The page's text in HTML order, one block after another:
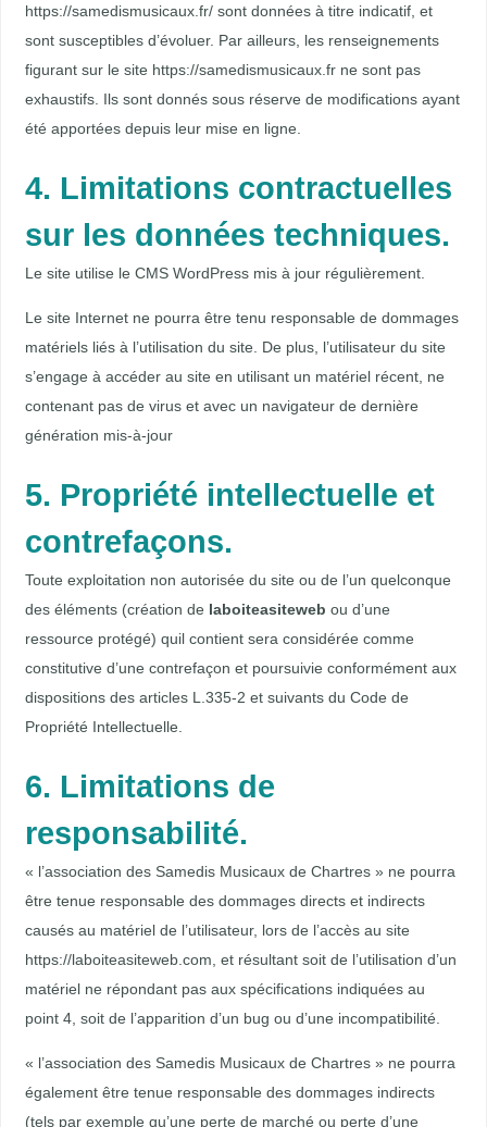
https://samedismusicaux.fr/ sont données à titre indicatif, et
sont susceptibles d’évoluer. Par ailleurs, les renseignements
figurant sur le site https://samedismusicaux.fr ne sont pas
exhaustifs. Ils sont donnés sous réserve de modifications ayant
été apportées depuis leur mise en ligne.
4. Limitations contractuelles
sur les données techniques.
Le site utilise le CMS WordPress mis à jour régulièrement.
Le site Internet ne pourra être tenu responsable de dommages
matériels liés à l’utilisation du site. De plus, l’utilisateur du site
s’engage à accéder au site en utilisant un matériel récent, ne
contenant pas de virus et avec un navigateur de dernière
génération mis-à-jour
5. Propriété intellectuelle et
contrefaçons.
Toute exploitation non autorisée du site ou de l’un quelconque
des éléments (création de laboiteasiteweb ou d’une
ressource protégé) quil contient sera considérée comme
constitutive d’une contrefaçon et poursuivie conformément aux
dispositions des articles L.335-2 et suivants du Code de
Propriété Intellectuelle.
6. Limitations de
responsabilité.
« l’association des Samedis Musicaux de Chartres » ne pourra
être tenue responsable des dommages directs et indirects
causés au matériel de l’utilisateur, lors de l’accès au site
https://laboiteasiteweb.com, et résultant soit de l’utilisation d’un
matériel ne répondant pas aux spécifications indiquées au
point 4, soit de l’apparition d’un bug ou d’une incompatibilité.
« l’association des Samedis Musicaux de Chartres » ne pourra
également être tenue responsable des dommages indirects
(tels par exemple qu’une perte de marché ou perte d’une